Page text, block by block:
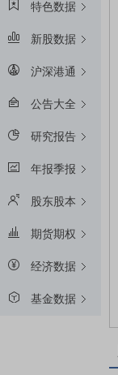
特色数据
新股数据
沪深港通
公告大全
研究报告
年报季报
股东股本
期货期权
经济数据
基金数据